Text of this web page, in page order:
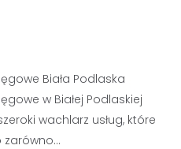
Biała Podlaska
w Białej Podlaskiej
wachlarz usług, które